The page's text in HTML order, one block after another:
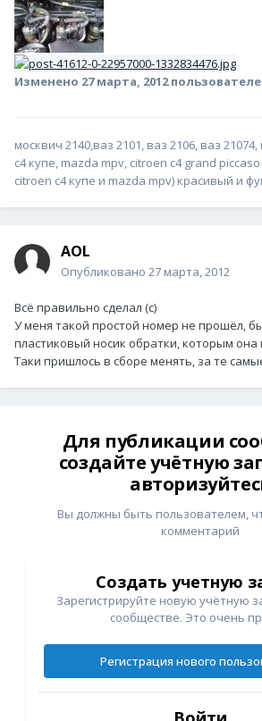
Изменено 27 марта, 2012
москвич 2140,ваз 2101, ваз 2106, ваз
c4 купе, mazda mpv, citroen c4 grand
citroen c4 купе и mazda mpv) красивый и
AOL
Опубликовано 27 марта, 2012
Всё правильно сделал (с)
У меня такой простой номер не прошёл,
пластиковый носик обратки, которым она
Таки пришлось в сборе менять, за те
Для публикации
создайте учётную
Вы должны быть пользователем,
комментарий
Создать учетную
Зарегистрируйте новую учётную
сообществе. Это очень
Регистрация нового